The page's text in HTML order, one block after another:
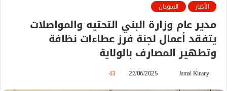
الأخبار السودان
مدير عام وزارة البني التحتيه والمواصلات
يتفقد أعمال لجنة فرز عطاءات نظافة
وتطهير المصارف بالولاية
Jamal Kinany
22/06/2025
43